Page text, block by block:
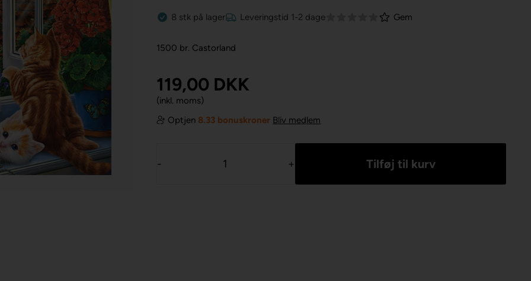
8 stk på lager Leveringstid 1-2 dage Gem
1500 br. Castorland
119,00 DKK
(inkl. moms)
Optjen 8.33 bonuskroner Bliv medlem
- +